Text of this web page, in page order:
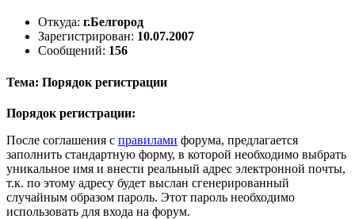
Откуда: г.Белгород
Зарегистрирован: 10.07.2007
Сообщений: 156
Тема: Порядок рeгиcтрации
Порядок регистрации:
После соглашения с правилами форума, предлагается
заполнить стандартную форму, в которой необходимо выбрать
уникальное имя и внести реальный адрес электронной почты,
т.к. по этому адресу будет выслан сгенерированный
случайным образом пароль. Этот пароль необходимо
использовать для входа на форум.